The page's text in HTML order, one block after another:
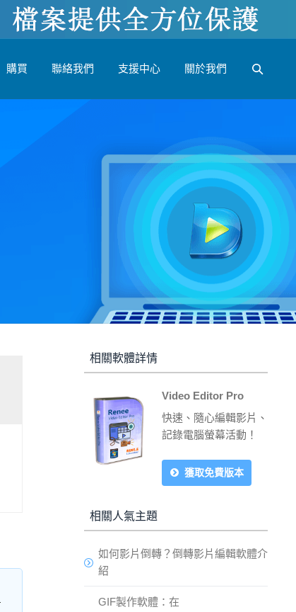
購買 聯絡我們 支援中心 關於我們
相關軟體詳情
Video Editor Pro
快速、隨心編輯影片、
記錄電腦螢幕活動！
獲取免費版本
相關人氣主題
如何影片倒轉？倒轉影片編輯軟體介
紹
GIF製作軟體：在